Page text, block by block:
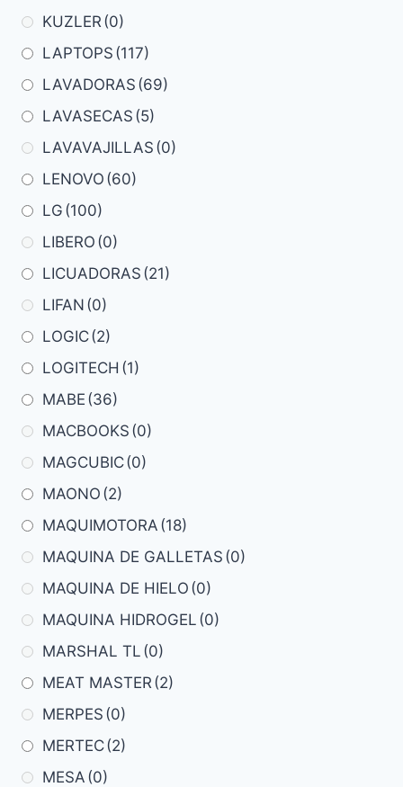
KUZLER (0)
LAPTOPS (117)
LAVADORAS (69)
LAVASECAS (5)
LAVAVAJILLAS (0)
LENOVO (60)
LG (100)
LIBERO (0)
LICUADORAS (21)
LIFAN (0)
LOGIC(2)
LOGITECH (1)
MABE (36)
MACBOOKS (0)
MAGCUBIC(0)
MAONO (2)
MAQUIMOTORA (18)
MAQUINA DE GALLETAS (0)
MAQUINA DE HIELO (0)
MAQUINA HIDROGEL (0)
MARSHAL TL (0)
MEAT MASTER (2)
MERPES (0)
MERTEC(2)
MESA (0)